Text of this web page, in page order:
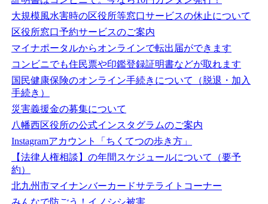
大規模風水害時の区役所等窓口サービスの休止について
区役所窓口予約サービスのご案内
マイナポータルからオンラインで転出届ができます
コンビニでも住民票や印鑑登録証明書などが取れます
国民健康保険のオンライン手続きについて（脱退・加入
手続き）
災害義援金の募集について
八幡西区役所の公式インスタグラムのご案内
Instagramアカウント「ちくてつの歩き方」
【法律人権相談】の年間スケジュールについて（要予
約）
北九州市マイナンバーカードサテライトコーナー
みんなで防ごう！イノシシ被害